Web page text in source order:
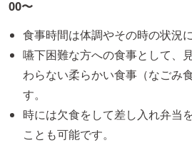
00〜
食事時間は体調やその時の状況
嚥下困難な方への食事として、
わらない柔らかい食事（なごみ
す。
時には欠食をして差し入れ弁当
ことも可能です。